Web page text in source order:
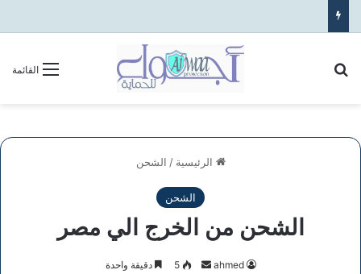
القائمة
الرئيسية / الشحن
الشحن
الشحن من الخرج الي مصر
ahmed
أرسل5 دقيقة واحدة